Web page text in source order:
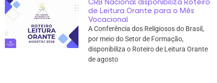
de Leitura Orante para o Mês
Vocacional
A Conferência dos Religiosos do Brasil,
por meio do Setor de Formação,
disponibiliza o Roteiro de Leitura Orante
de agosto